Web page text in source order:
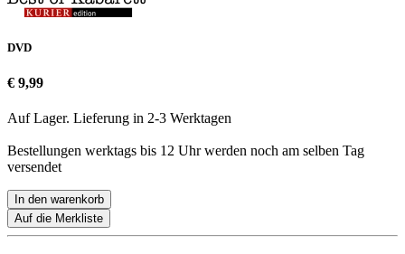
DVD
€ 9,99
Auf Lager. Lieferung in 2-3 Werktagen
Bestellungen werktags bis 12 Uhr werden noch am selben Tag
versendet
In den warenkorb
Auf die Merkliste